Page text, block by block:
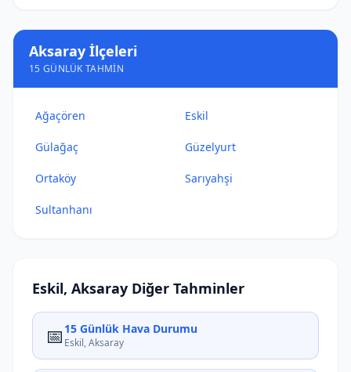
Aksaray İlçeleri
15 GÜNLÜK TAHMIN
Ağaçören Eskil
Gülağaç Güzelyurt
Ortaköy Sarıyahşi
Sultanhanı
Eskil, Aksaray Diğer Tahminler
📅 15 Günlük Hava Durumu
Eskil, Aksaray